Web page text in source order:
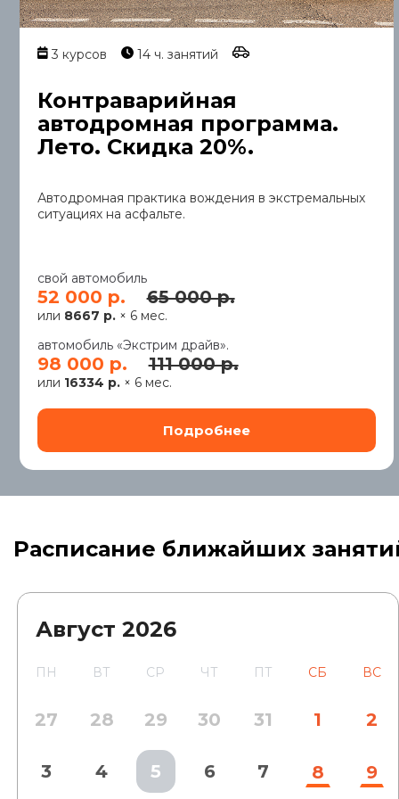
3 курсов 14 ч. занятий
Контраварийная
автодромная программа.
Лето. Скидка 20%.
Автодромная практика вождения в экстремальных
ситуациях на асфальте.
свой автомобиль
52 000 р. 65 000 р.
или 8667 р.× 6 мес.
автомобиль «Экстрим драйв».
98 000 р. 111 000 р.
или 16334 р.× 6 мес.
Расписание ближайших
Август 2026
ПН ВТ СР ЧТ ПТ СБ ВС
27 28 29 30 31 1 2
3 4 5 6 7 8 9